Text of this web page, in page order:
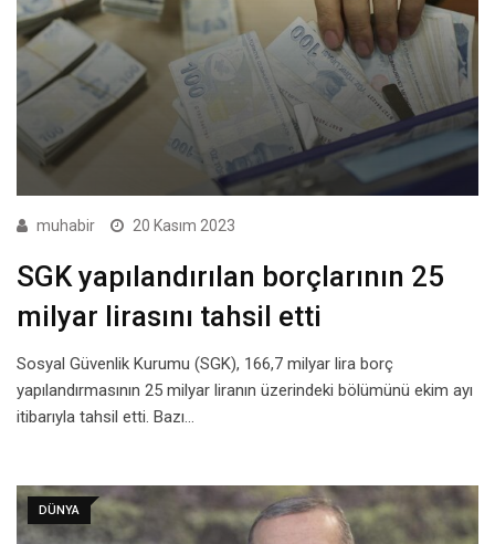
muhabir 20 Kasım 2023
SGK yapılandırılan borçlarının 25
milyar lirasını tahsil etti
Sosyal Güvenlik Kurumu (SGK), 166,7 milyar lira borç
yapılandırmasının 25 milyar liranın üzerindeki bölümünü ekim ayı
itibarıyla tahsil etti. Bazı…
DÜNYA